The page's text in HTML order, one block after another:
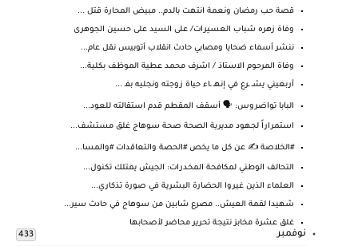
قصة حب رمضان ونعمة انتهت بالدم.. مبيض المحارة قتل ...
وفاة زهره شباب العسيرات/ على السيد على حسين الجوهرى
ننشر أسماء ضحايا ومصابي حادث انقلاب أتوبيس نقل عام...
وفاة المرحوم الاستاذ / اشرف محمد عطية الموظف بكلية...
أربعيني يشـ ـرع في إنهـ ـاء حياة زوجته ونجليه بفـ ...
البابا تواضروس: 🗣️ أسقف المقطم قدم استقالته للعود...
استمراراً لجهود مديرية الصحة صحة سوهاج غلق مستشف...
#الخلاصة ✍️ عن كل ما يخص #الحصة والتعاقدات #والمسا...
التحالف الوطني لمكافحة المخدرات: الجيش يمتلك تكنول...
العلماء الذين غيروا الحضارة البشرية في صورة تذكاري...
شهيدا لقمة العيش.. مصرع شابين من سوهاج في حادث سير...
غلق عشرة مخابز نتيجة تحرير محاضر لأصحابها
نوفمبر 433